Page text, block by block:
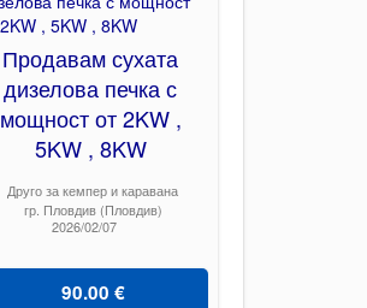
Продавам сухата
дизелова печка с
мощност от 2KW ,
5KW , 8KW
Друго за кемпер и каравана
гр. Пловдив (Пловдив)
2026/02/07
90.00 €